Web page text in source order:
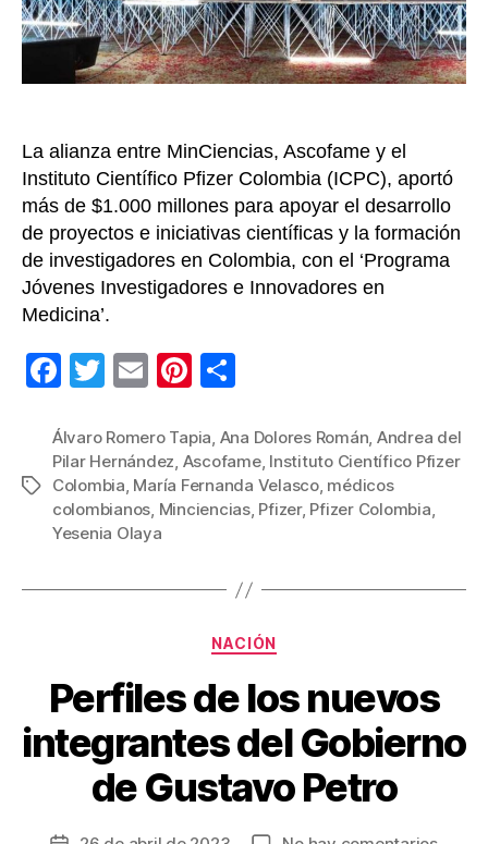
en
el
país
La alianza entre MinCiencias, Ascofame y el
Instituto Científico Pfizer Colombia (ICPC), aportó
más de $1.000 millones para apoyar el desarrollo
de proyectos e iniciativas científicas y la formación
de investigadores en Colombia, con el ‘Programa
Jóvenes Investigadores e Innovadores en
Medicina’.
F
c
e
b
o
o
T
tt
er
E
ail
Pi
er
e
st
m
p
ar
Etiquetas
Álvaro Romero Tapia, Ana Dolores Román, Andrea del
Pilar Hernández, Ascofame, Instituto Científico Pfizer
Colombia, María Fernanda Velasco, médicos
colombianos, Minciencias, Pfizer, Pfizer Colombia,
Yesenia Olaya
Categorías
NACIÓN
Perfiles de los nuevos
integrantes del Gobierno
de Gustavo Petro